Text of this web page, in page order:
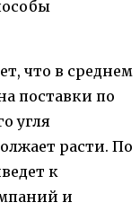
что в среднем
поставки по
угля
расти. По
к
и